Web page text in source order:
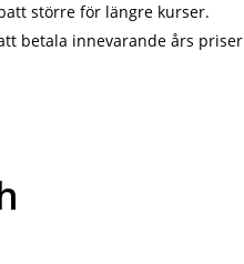
större för längre kurser.
betala innevarande års priser